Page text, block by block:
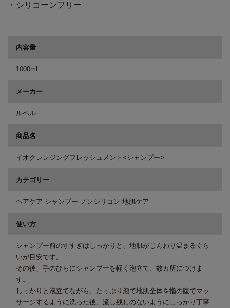
・シリコーンフリー
内容量
1000mL
メーカー
ルベル
商品名
イオクレンジングフレッシュメント<シャンプー>
カテゴリー
ヘアケア シャンプー ノンシリコン 地肌ケア
使い方
シャンプー前のすすぎはしっかりと、地肌がじんわり温まるぐら
いが目安です。
その後、手のひらにシャンプーを軽く泡立て、数カ所につけま
す。
しっかりと泡立てながら、たっぷり泡で地肌全体を指の腹でマッ
サージするように洗った後、流し残しのないようにしっかり丁寧